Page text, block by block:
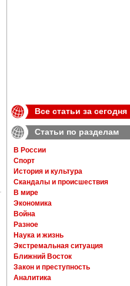
Все статьи за сегодня
Статьи по разделам
В России
Спорт
История и культура
Скандалы и происшествия
В мире
Экономика
Война
Разное
Наука и жизнь
Экстремальная ситуация
Ближний Восток
Закон и преступность
Аналитика